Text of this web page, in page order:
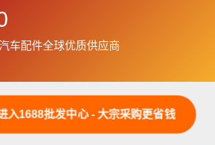
车配件全球优质供应商
入1688批发中心 - 大宗采购更省钱